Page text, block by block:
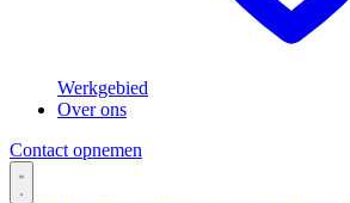
Werkgebied
Over ons
Contact opnemen